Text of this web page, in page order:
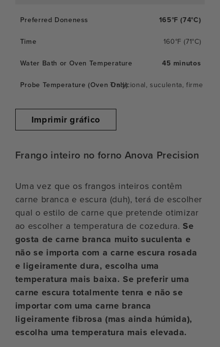
165°F (74°C)
160°F (71°C)
45 minutos
Tradicional, suculenta, firme e
Imprimir gráfico
Frango inteiro no forno Anova Precision
Uma vez que os frangos inteiros contêm
carne branca e escura (duh), terá de escolher
qual o estilo de carne que pretende otimizar
ao escolher a temperatura de cozedura. Se
gosta de carne branca muito suculenta e
não se importa com a carne escura rosada
e ligeiramente dura, escolha uma
temperatura mais baixa. Se preferir uma
carne escura totalmente tenra e não se
importar com uma carne branca
ligeiramente fibrosa (mas ainda húmida),
escolha uma temperatura mais elevada.